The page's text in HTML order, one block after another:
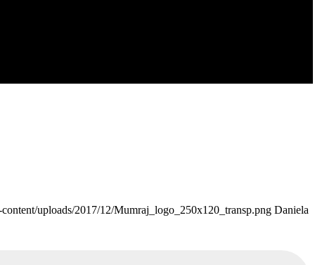
uploads/2017/12/Mumraj_logo_250x120_transp.png Daniela